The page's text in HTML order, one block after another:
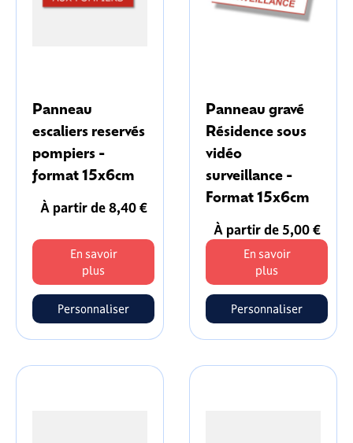
Panneau
escaliers reservés
pompiers -
format 15x6cm
À partir de 8,40 €
En savoir
plus
Personnaliser
Panneau gravé
Résidence sous
vidéo
surveillance -
Format 15x6cm
À partir de 5,00 €
En savoir
plus
Personnaliser